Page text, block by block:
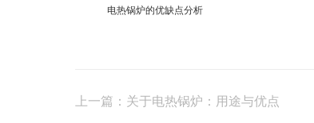
电热锅炉的优缺点分析
上一篇：关于电热锅炉：用途与优点